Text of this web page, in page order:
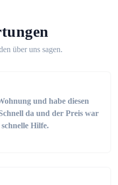
über uns sagen.
und habe diesen
da und der Preis war
Hilfe.